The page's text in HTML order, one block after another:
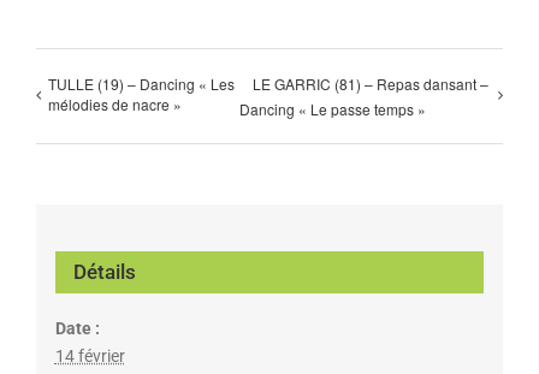
TULLE (19) – Dancing « Les
mélodies de nacre »
LE GARRIC (81) – Repas dansant –
Dancing « Le passe temps »
Détails
Date :
14 février